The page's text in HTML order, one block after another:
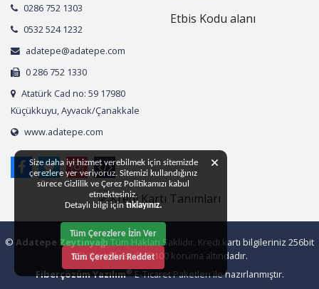
0286 752 1303
0532 524 1232
adatepe@adatepe.com
0 286 752 1330
Atatürk Cad no: 59 17980
Küçükkuyu, Ayvacık/Çanakkale
www.adatepe.com
Etbis Kodu alanı
© Adatepe Zeytinyağı Tüm Hakları Saklıdır. Kredi kartı bilgileriniz 256bit
SSL Sertifikası ile %100 koruma altındadır.
Fiberçözüm Yazılım®E-Ticaret Paketleri ile hazırlanmıştır.
Size daha iyi hizmet verebilmek için sitemizde
çerezlere yer veriyoruz. Sitemizi kullandığınız
sürece Gizlilik ve Çerez Politikamızı kabul
etmektesiniz.
Detaylı bilgi içintıklayınız.
Tüm Çerezlere İzin Ver
Tüm Çerezleri Reddet